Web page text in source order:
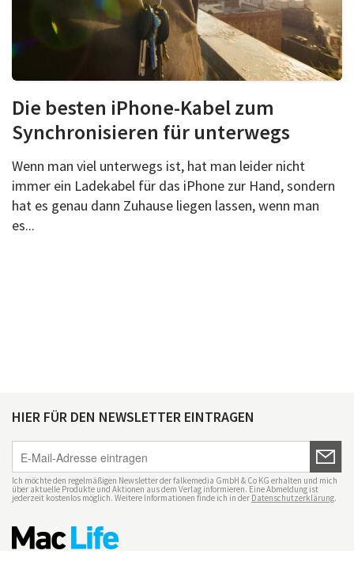
Die besten iPhone-Kabel zum
Synchronisieren für unterwegs
Wenn man viel unterwegs ist, hat man leider nicht
immer ein Ladekabel für das iPhone zur Hand, sondern
hat es genau dann Zuhause liegen lassen, wenn man
es...
HIER FÜR DEN NEWSLETTER EINTRAGEN
Ich möchte den regelmäßigen Newsletter der falkemedia GmbH & Co KG erhalten und mich
über aktuelle Produkte und Aktionen aus dem Verlag informieren. Eine Abmeldung ist
jederzeit kostenlos möglich. Weitere Informationen finde ich in der Datenschutzerklärung.